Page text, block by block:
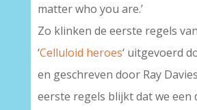
matter who you are.’
Zo klinken de eerste regels
‘Celluloid heroes‘ uitgevoerd
en geschreven door Ray
eerste regels blijkt dat we een